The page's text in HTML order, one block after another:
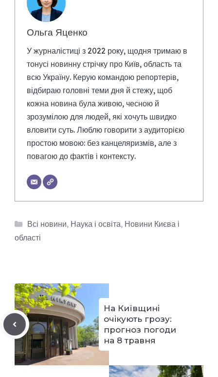
Ольга Яценко
У журналістиці з 2022 року, щодня тримаю в
тонусі новинну стрічку про Київ, область та
всю Україну. Керую командою репортерів,
відбираю головні теми дня й стежу, щоб
кожна новина була живою, чесною й
зрозумілою для людей, які хочуть швидко
вловити суть. Люблю говорити з аудиторією
простою мовою: без канцеляризмів, але з
повагою до фактів і контексту.
Категорії
Всі новини, Наука і освіта, Новини Києва і
області
На Київщині
очікують грозу:
прогноз погоди
на 8 травня